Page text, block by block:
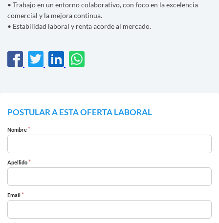
• Trabajo en un entorno colaborativo, con foco en la excelencia
comercial y la mejora continua.
• Estabilidad laboral y renta acorde al mercado.
POSTULAR A ESTA OFERTA LABORAL
Nombre *
Apellido *
Email *